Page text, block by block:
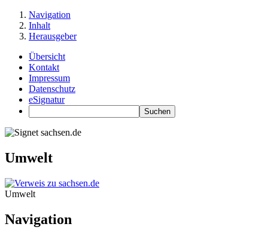
Navigation
Inhalt
Herausgeber
Übersicht
Kontakt
Impressum
Datenschutz
eSignatur
Umwelt
Umwelt
Navigation